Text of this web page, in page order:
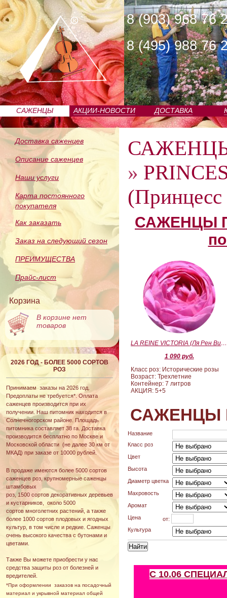
8 (903) 968 76
8 (495) 988 76
САЖЕНЦЫ
ПИТОМНИКА
АКЦИИ-НОВОСТИ ДОСТАВКА
Доставка саженцев
Описание саженцев
Наши услуги
Карта постоянного
покупателя
Как заказать
Заказ на следующий сезон
ПРЕИМУЩЕСТВА
Прайс-лист
Корзина
В корзине нет
товаров
2026 ГОД - БОЛЕЕ 5000 СОРТОВ
РОЗ
Принимаем заказы на 2026 год.
Предоплаты не требуется*. Оплата
саженцев производится при их
получении. Наш питомник находится в
Солнечногорском районе. Площадь
питомника составляет 38 га. Доставка
производится бесплатно по Москве и
Московской области (не далее 30 км от
МКАД) при заказе от 10000 рублей.
В продаже имеются более 5000 сортов
саженцев роз, крупномерные саженцы
штамбовых
роз, 1500 сортов декоративных деревьев
и кустарников, около 5000
сортов многолетних растений, а также
более 1000 сортов плодовых и ягодных
культур, в том числе и редкие. Саженцы
очень высокого качества с бутонами и
цветами.
Также Вы можете приобрести у нас
средства защиты роз от болезней и
вредителей.
*При оформлении заказов на посадочный
материал и укрывной материал общей
»
САЖЕНЦЫ
LA REINE VICTORIA (Ля Рен Виктория)
1 090 руб.
Класс роз: Исторические розы
Возраст: Трехлетние
Контейнер: 7 литров
АКЦИЯ: 5+5
САЖЕНЦЫ
Название
Класс роз
Цвет
Высота
Диаметр цветка
Махровость
Аромат
Цена
от:
Культура
С 10.06